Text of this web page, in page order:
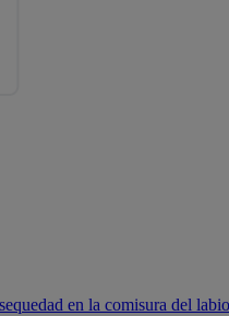
en la comisura del